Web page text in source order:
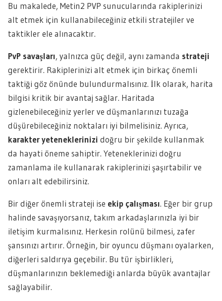
Bu makalede, Metin2 PVP sunucularında rakiplerinizi
alt etmek için kullanabileceğiniz etkili stratejiler ve
taktikler ele alınacaktır.
PvP savaşları, yalnızca güç değil, aynı zamanda strateji
gerektirir. Rakiplerinizi alt etmek için birkaç önemli
taktiği göz önünde bulundurmalısınız. İlk olarak, harita
bilgisi kritik bir avantaj sağlar. Haritada
gizlenebileceğiniz yerler ve düşmanlarınızı tuzağa
düşürebileceğiniz noktaları iyi bilmelisiniz. Ayrıca,
karakter yeteneklerinizi doğru bir şekilde kullanmak
da hayati öneme sahiptir. Yeteneklerinizi doğru
zamanlama ile kullanarak rakiplerinizi şaşırtabilir ve
onları alt edebilirsiniz.
Bir diğer önemli strateji ise ekip çalışması. Eğer bir grup
halinde savaşıyorsanız, takım arkadaşlarınızla iyi bir
iletişim kurmalısınız. Herkesin rolünü bilmesi, zafer
şansınızı artırır. Örneğin, bir oyuncu düşmanı oyalarken,
diğerleri saldırıya geçebilir. Bu tür işbirlikleri,
düşmanlarınızın beklemediği anlarda büyük avantajlar
sağlayabilir.